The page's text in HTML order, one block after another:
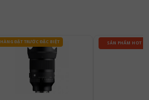
HÀNG ĐẶT TRƯỚC ĐẶC BIỆT SẢN PHẨM HOT